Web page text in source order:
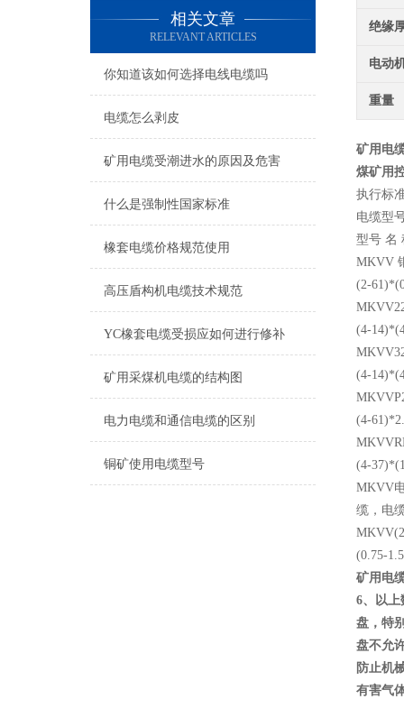
相关文章
RELEVANT ARTICLES
你知道该如何选择电线电缆吗
电缆怎么剥皮
矿用电缆受潮进水的原因及危害
什么是强制性国家标准
橡套电缆价格规范使用
高压盾构机电缆技术规范
YC橡套电缆受损应如何进行修补
矿用采煤机电缆的结构图
电力电缆和通信电缆的区别
铜矿使用电缆型号
绝缘
电动
重量
矿用电
煤矿用
执行标
电缆型
型号 名
MKVV
(2-
(4-
(4-
(4-
(4-
MKVV
缆，电
(0.75-
矿用电
6、以上
盘，特
盘不允
防止机
有害气